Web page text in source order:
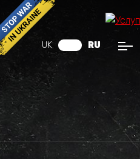
UK RU